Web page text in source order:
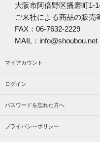
大阪市阿倍野区播磨町1-
ご来社による商品の販売
FAX：06-7632-2229
MAIL：info@shoubou.net
マイアカウント
ログイン
パスワードを忘れた方へ
プライバシーポリシー